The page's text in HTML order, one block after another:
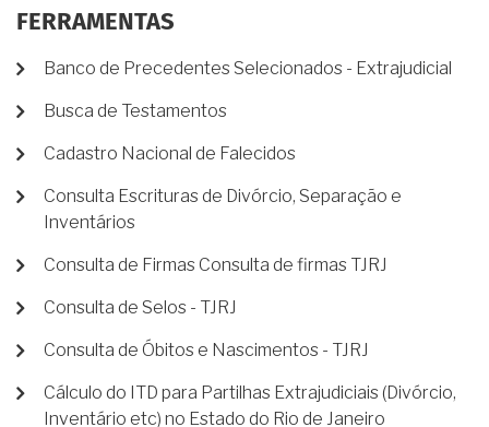
FERRAMENTAS
Banco de Precedentes Selecionados - Extrajudicial
Busca de Testamentos
Cadastro Nacional de Falecidos
Consulta Escrituras de Divórcio, Separação e
Inventários
Consulta de Firmas Consulta de firmas TJRJ
Consulta de Selos - TJRJ
Consulta de Óbitos e Nascimentos - TJRJ
Cálculo do ITD para Partilhas Extrajudiciais (Divórcio,
Inventário etc) no Estado do Rio de Janeiro